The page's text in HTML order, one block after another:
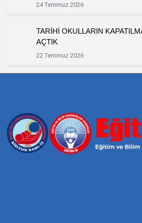
24 Temmuz 2026
TARİHİ OKULLARIN
AÇTIK
22 Temmuz 2026